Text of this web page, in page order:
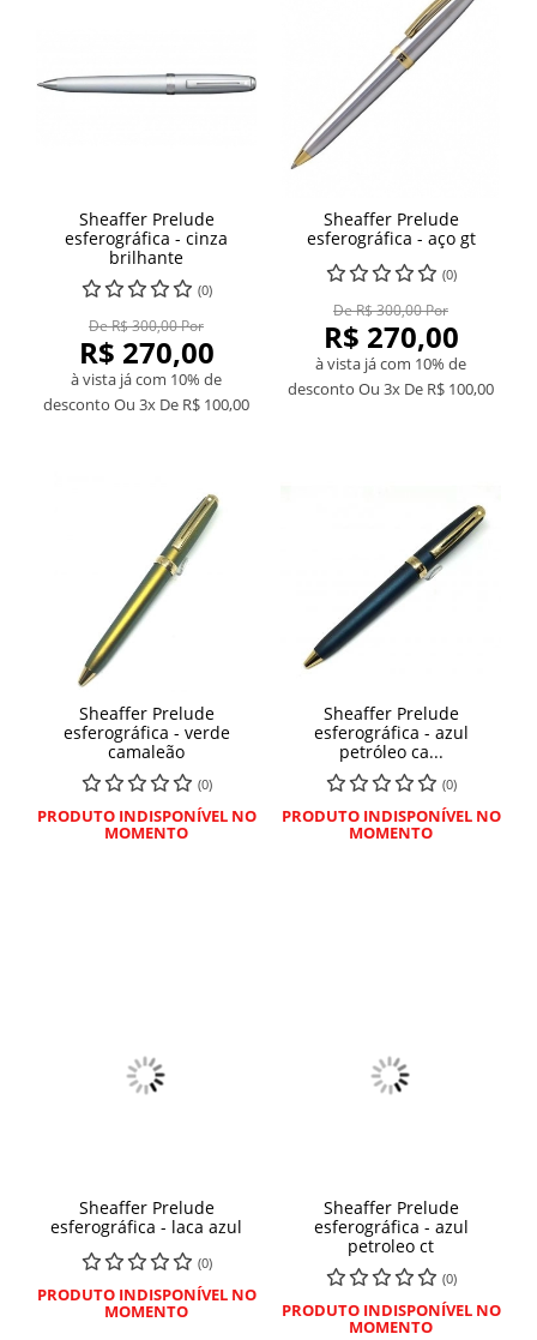
Sheaffer Prelude
esferográfica - cinza
brilhante
(0)
De R$ 300,00 Por
R$ 270,00
à vista já com 10% de
desconto Ou 3x De R$ 100,00
Sheaffer Prelude
esferográfica - aço gt
(0)
De R$ 300,00 Por
R$ 270,00
à vista já com 10% de
desconto Ou 3x De R$ 100,00
Sheaffer Prelude
esferográfica - verde
camaleão
(0)
PRODUTO INDISPONÍVEL NO
MOMENTO
Sheaffer Prelude
esferográfica - azul
petróleo ca...
(0)
PRODUTO INDISPONÍVEL NO
MOMENTO
Sheaffer Prelude
esferográfica - laca azul
(0)
PRODUTO INDISPONÍVEL NO
MOMENTO
Sheaffer Prelude
esferográfica - azul
petroleo ct
(0)
PRODUTO INDISPONÍVEL NO
MOMENTO